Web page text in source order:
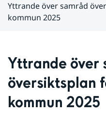
Yttrande över samråd
kommun 2025
Yttrande över
översiktsplan
kommun 2025